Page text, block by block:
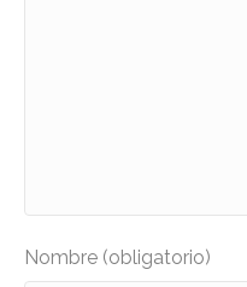
Nombre (obligatorio)